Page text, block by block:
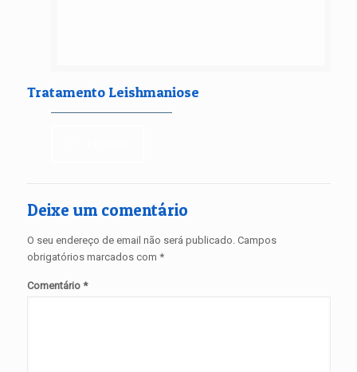
Tratamento Leishmaniose
Deixe um comentário
O seu endereço de email não será publicado. Campos
obrigatórios marcados com *
Comentário *